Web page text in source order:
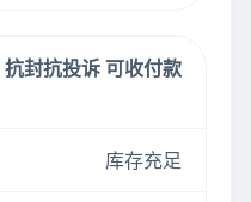
封抗投诉 可收付款
库存充足